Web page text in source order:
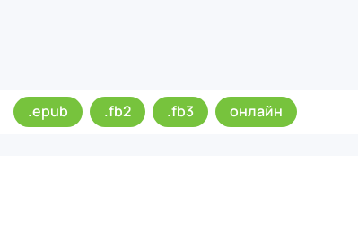
.epub .fb2 .fb3 онлайн